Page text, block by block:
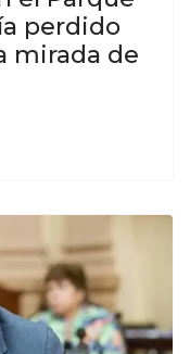
perdido
mirada de